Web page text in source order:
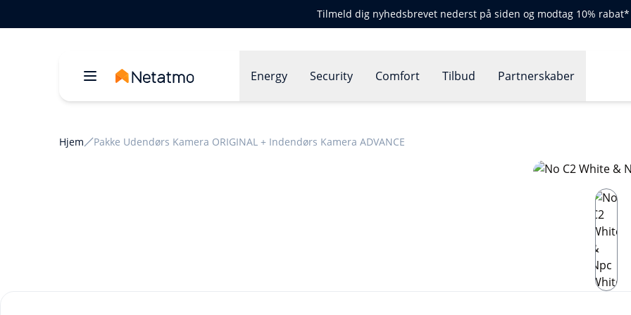
Tilmeld dig nyhedsbrevet nederst på siden og modtag 10% rabat*
Energy Security Comfort Tilbud Partnerskaber
Hjem Pakke Udendørs Kamera ORIGINAL + Indendørs Kamera ADVANCE